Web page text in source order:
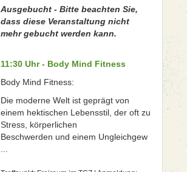
Ausgebucht - Bitte beachten Sie,
dass diese Veranstaltung nicht
mehr gebucht werden kann.
11:30 Uhr - Body Mind Fitness
Body Mind Fitness:
Die moderne Welt ist geprägt von
einem hektischen Lebensstil, der oft zu
Stress, körperlichen
Beschwerden und einem Ungleichgew